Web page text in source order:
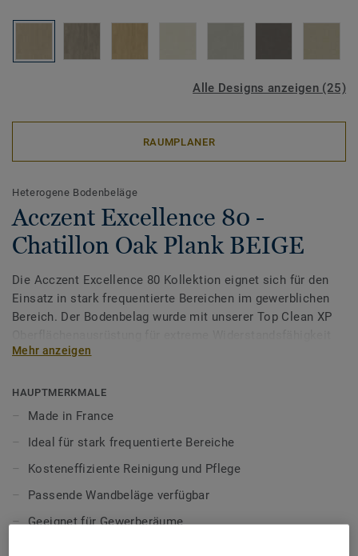
Alle Designs anzeigen (25)
RAUMPLANER
Heterogene Bodenbeläge
Acczent Excellence 80 -
Chatillon Oak Plank BEIGE
Die Acczent Excellence 80 Kollektion eignet sich für den
Einsatz in stark frequentierte Bereichen im gewerblichen
Bereich. Der Bodenbelag wurde mit unserer Top Clean XP
und kosteneffiziente Reinigung ausgestattet und ist
Heterogene Bodenbeläge
Mehr anzeigen
HAUPTMERKMALE
Made in France
Ideal für stark frequentierte Bereiche
Kosteneffiziente Reinigung und Pflege
Passende Wandbeläge verfügbar
Geeignet für Gewerberäume